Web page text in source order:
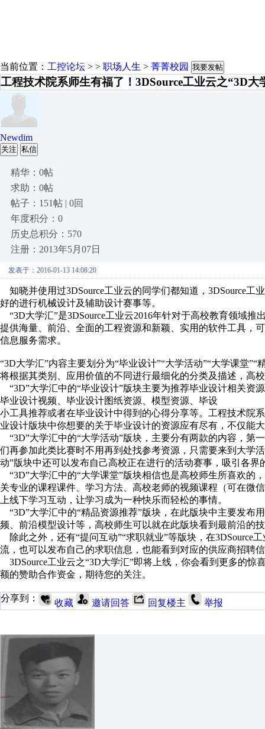
当前位置： 工控论坛 > > 职场人生 > 菁菁校园 我要发帖
工程技术院系师生有福了！3DSource工业云之“3D大
Newdim
关注 私信
精华：0帖
求助：0帖
帖子：151帖 | 0回
年度积分：0
历史总积分：570
注册：2013年5月07日
发表于：2016-01-13 14:08:20
知晓并使用过3DSource工业云的同学们都知道，3DSource
好的进行机械设计及辅助设计赛事等。
“3D大学汇”是3DSource工业云2016年针对于高校教育领域
提供海量、前沿、全面的工程资源和新颖、实用的软件工具，
信息服务需求。
“3D大学汇”内容主要划分为“毕业设计”“大学活动”“大学课堂
将根据其类别、应用价值的不同进行最细化的分类及描述，高
“3D”大学汇中的“毕业设计”版块主要为推荐毕业设计相关资
毕业设计视频、毕业设计图纸资源、模型资源、毕设
小工具推荐或者在毕业设计中得到的心得分享等。工程技术院
业设计版块中你想要的关于毕业设计的资源应有尽有，不仅能
“3D”大学汇中的“大学活动”版块，主要分有两款的内容，第
们再参加此类比赛时不用再到处找参考资源，只需要来到大学
动”版块中还可以发布自己高校正在进行的活动赛事，吸引各
“3D”大学汇中的“大学课堂”版块相信也是高校师生所喜欢的
关专业的课程课件、学习方法、高校老师的视频课程（可在微
上线下学习互动，让学习成为一种快乐而轻松的事情。
“3D”大学汇中的“精品资源推荐”版块，在此版块中主要发布
频、前沿模型设计等，高校师生可以就在此版块看到最前沿的
除此之外，还有“提问互动”“求职就业”等版块，在3DSource
流，也可以发布自己的求职信息，也能看到对应的供应商招聘
3DSource工业云之“3D大学汇”即将上线，你会看到更多的惊
额的赞助合作资金，期待您的关注。
分享到： 收藏 邀请回答 回复楼主 举报